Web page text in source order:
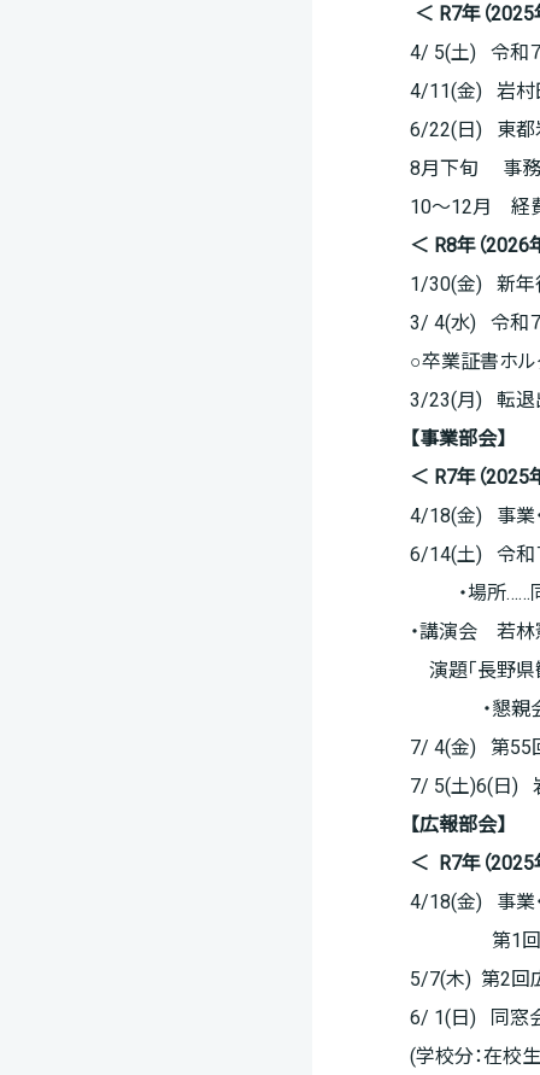
＜ R7年（2025
4/ 5(土) 令和
4/11(金) 岩村
6/22(日) 東都
8月下旬 事務
10～12月 経費
＜ R8年（2026
1/30(金) 新年
3/ 4(水) 令和
○卒業証書ホ
3/23(月) 転退
【事業部会】
＜ R7年（2025
4/18(金) 事業
6/14(土) 令和
・場所……
・講演会 若林
演題「長野県
・懇親会
7/ 4(金) 第55
7/ 5(土)6(日)
【広報部会】
＜ R7年（2025
4/18(金) 事業
第1
5/7(木) 第2回
6/ 1(日) 同窓
(学校分：在校